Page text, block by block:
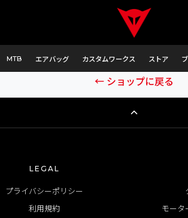
MTB エアバッグ カスタムワークス ストア
商品が見つかりませ
こちらの商品は品番に誤りがあるか、ま
← ショップに戻る
LEGAL
プライバシーポリシー
利用規約
モー